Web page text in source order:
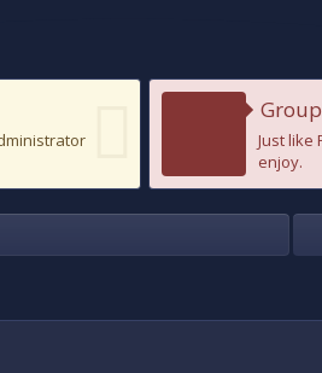
Just like
enjoy.